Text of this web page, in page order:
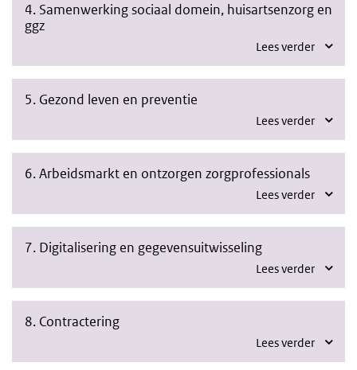
4. Samenwerking sociaal domein, huisartsenzorg en
ggz
Lees verder
5. Gezond leven en preventie
Lees verder
6. Arbeidsmarkt en ontzorgen zorgprofessionals
Lees verder
7. Digitalisering en gegevensuitwisseling
Lees verder
8. Contractering
Lees verder